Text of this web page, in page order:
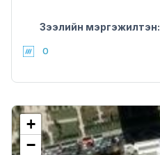
Зээлийн мэргэжилтэн:
0
+
−